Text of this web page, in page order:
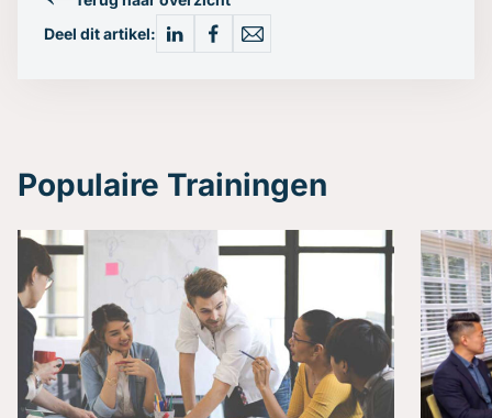
Deel dit artikel:
Populaire Trainingen